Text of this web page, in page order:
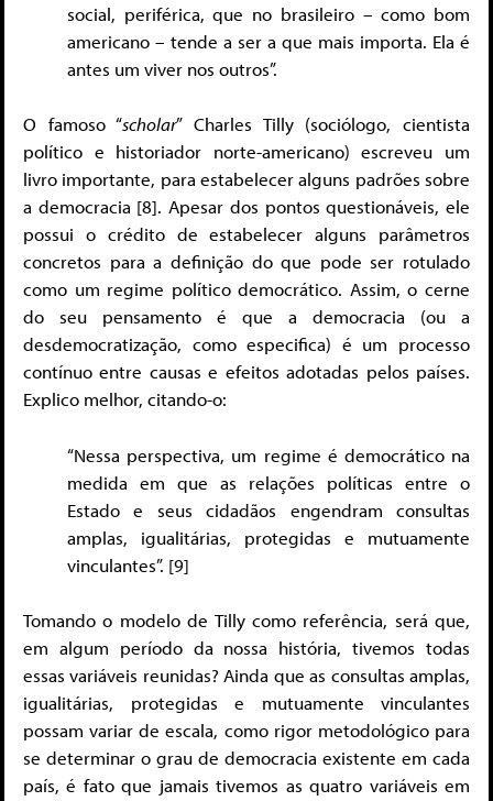
social, periférica, que no brasileiro – como bom
americano – tende a ser a que mais importa. Ela é
antes um viver nos outros”.
O famoso “scholar” Charles Tilly (sociólogo, cientista
político e historiador norte-americano) escreveu um
livro importante, para estabelecer alguns padrões sobre
a democracia [8]. Apesar dos pontos questionáveis, ele
possui o crédito de estabelecer alguns parâmetros
concretos para a definição do que pode ser rotulado
como um regime político democrático. Assim, o cerne
do seu pensamento é que a democracia (ou a
desdemocratização, como especifica) é um processo
contínuo entre causas e efeitos adotadas pelos países.
Explico melhor, citando-o:
“Nessa perspectiva, um regime é democrático na
medida em que as relações políticas entre o
Estado e seus cidadãos engendram consultas
amplas, igualitárias, protegidas e mutuamente
vinculantes”. [9]
Tomando o modelo de Tilly como referência, será que,
em algum período da nossa história, tivemos todas
essas variáveis reunidas? Ainda que as consultas amplas,
igualitárias, protegidas e mutuamente vinculantes
possam variar de escala, como rigor metodológico para
se determinar o grau de democracia existente em cada
país, é fato que jamais tivemos as quatro variáveis em